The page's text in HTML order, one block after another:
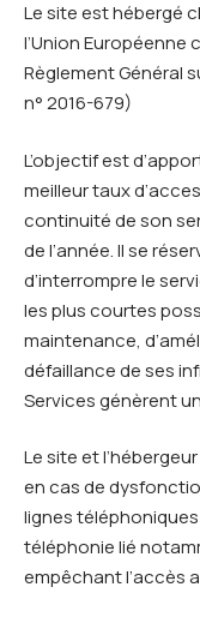
Le site est hébergé
l’Union
Règlement Général
n° 2016-679)
L’objectif est
meilleur taux
continuité de son
de l’année. Il se
d’interrompre le
les plus courtes
maintenance,
défaillance de ses
Services génèrent
Le site et
en cas de
lignes
téléphonie lié
empêchant l’accès